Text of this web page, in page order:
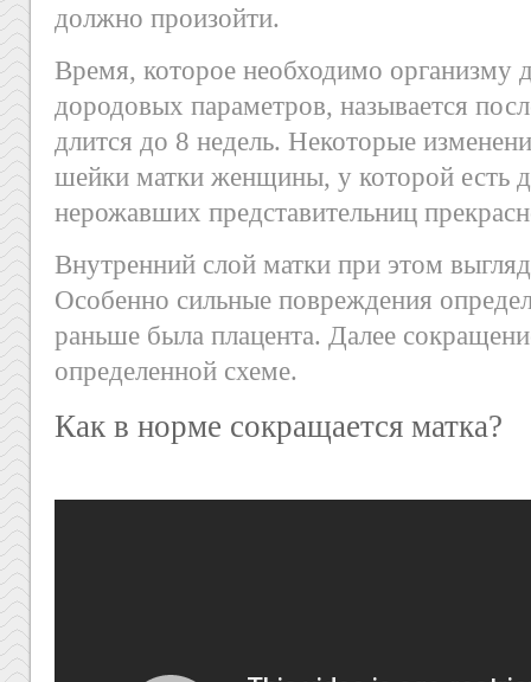
должно произойти.
Время, которое необходимо организму
дородовых параметров, называется
длится до 8 недель. Некоторые
шейки матки женщины, у которой есть
нерожавших представительниц
Внутренний слой матки при этом
Особенно сильные повреждения
раньше была плацента. Далее
определенной схеме.
Как в норме сокращается матка?